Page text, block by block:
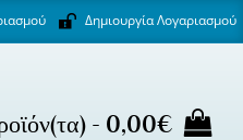
Δημιουργία Λογαριασμού
- 0,00€